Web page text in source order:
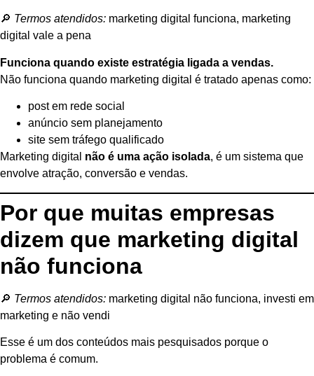
🔎 Termos atendidos: marketing digital funciona, marketing
digital vale a pena
Funciona quando existe estratégia ligada a vendas.
Não funciona quando marketing digital é tratado apenas como:
post em rede social
anúncio sem planejamento
site sem tráfego qualificado
Marketing digital não é uma ação isolada, é um sistema que
envolve atração, conversão e vendas.
Por que muitas empresas
dizem que marketing digital
não funciona
🔎 Termos atendidos: marketing digital não funciona, investi em
marketing e não vendi
Esse é um dos conteúdos mais pesquisados porque o
problema é comum.